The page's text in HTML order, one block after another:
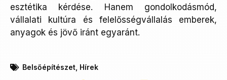
esztétika kérdése. Hanem gondolkodásmód,
vállalati kultúra és felelősségvállalás emberek,
anyagok és jövő iránt egyaránt.
Belsőépítészet Hírek